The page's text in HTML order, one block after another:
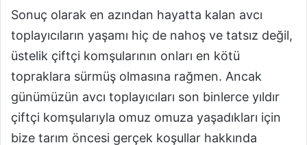
Sonuç olarak en azından hayatta kalan avcı
toplayıcıların yaşamı hiç de nahoş ve tatsız değil,
üstelik çiftçi komşularının onları en kötü
topraklara sürmüş olmasına rağmen. Ancak
günümüzün avcı toplayıcıları son binlerce yıldır
çiftçi komşularıyla omuz omuza yaşadıkları için
bize tarım öncesi gerçek koşullar hakkında